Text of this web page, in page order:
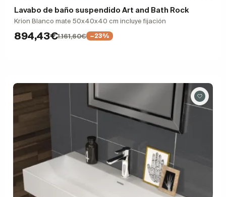
Lavabo de baño suspendido Art and Bath Rock
Krion Blanco mate 50x40x40 cm incluye fijación
894,43€1.161,60€ −23%